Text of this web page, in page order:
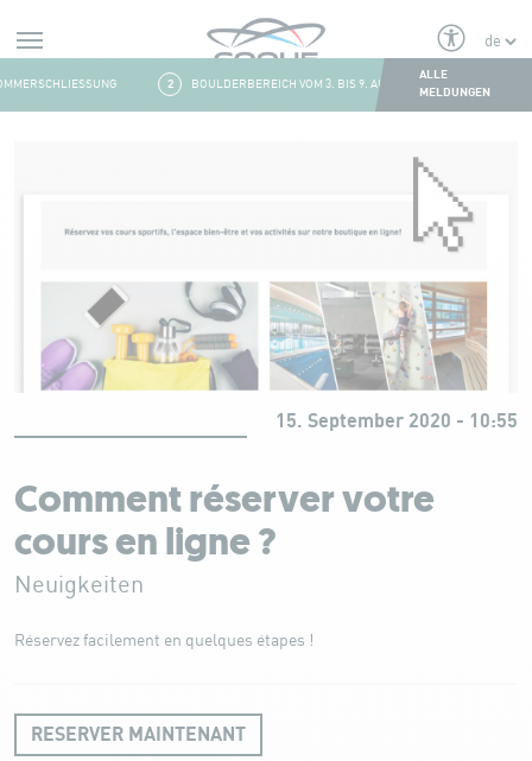
Aller au contenu
2 BOULDERBEREICH VOM 3. BIS 9. AUGUST GESCHLOSSEN
ALLE
MELDUNGEN
15. September 2020 - 10:55
Comment réserver votre
cours en ligne ?
Neuigkeiten
Réservez facilement en quelques étapes !
RESERVER MAINTENANT